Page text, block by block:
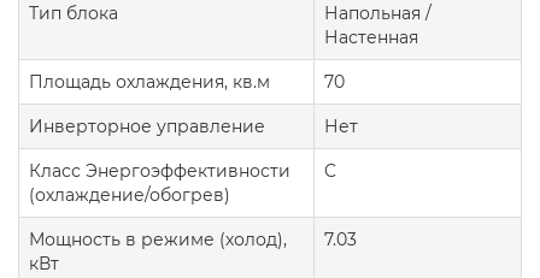
Тип блока
Напольная /
Настенная
Площадь охлаждения, кв.м 70
Инверторное управление Нет
Класс Энергоэффективности
(охлаждение/обогрев)
C
Мощность в режиме (холод),
кВт
7.03